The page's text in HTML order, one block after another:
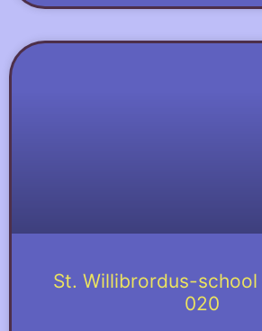
St. Willibrordus-
020